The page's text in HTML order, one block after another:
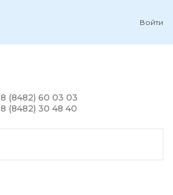
Войти
8 (8482) 60 03 03
8 (8482) 30 48 40